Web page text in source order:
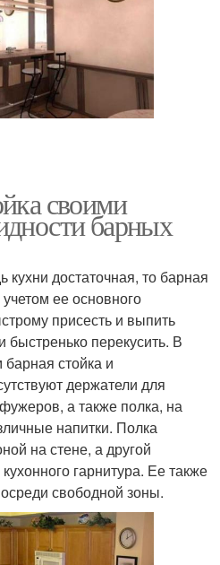
своими
барных
кухни достаточная, то барная
ее основного
присесть и выпить
перекусить. В
стойка и
держатели для
а также полка, на
напитки. Полка
на стене, а другой
гарнитура. Ее также
свободной зоны.